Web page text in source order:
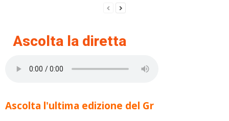
Ascolta la diretta
Ascolta l'ultima edizione del Gr